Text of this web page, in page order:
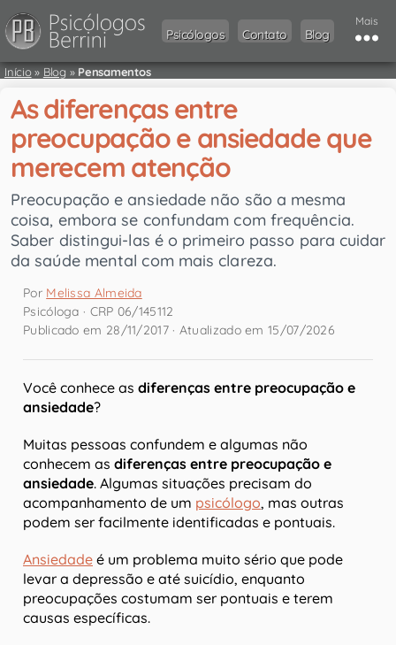
Psicólogos Contato Blog
Mais
Início» Blog» Pensamentos
As diferenças entre
preocupação e ansiedade que
merecem atenção
Preocupação e ansiedade não são a mesma
coisa, embora se confundam com frequência.
Saber distingui-las é o primeiro passo para cuidar
da saúde mental com mais clareza.
Por Melissa Almeida
Psicóloga · CRP 06/145112
Publicado em 28/11/2017 · Atualizado em 15/07/2026
Você conhece as diferenças entre preocupação e
ansiedade?
Muitas pessoas confundem e algumas não
conhecem as diferenças entre preocupação e
ansiedade. Algumas situações precisam do
acompanhamento de um psicólogo, mas outras
podem ser facilmente identificadas e pontuais.
Ansiedade é um problema muito sério que pode
levar a depressão e até suicídio, enquanto
preocupações costumam ser pontuais e terem
causas específicas.